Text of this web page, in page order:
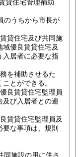
貸住宅管理補助
のうちから市長が
貸住宅及び共同施
優良賃貸住宅及
入居者に必要な指
を補助させるた
とができる。
良賃貸住宅監理員
及び入居者との連
賃貸住宅監理員及
な事項は、規則
同施設の用に供さ